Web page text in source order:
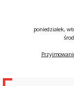
poniedziałek,